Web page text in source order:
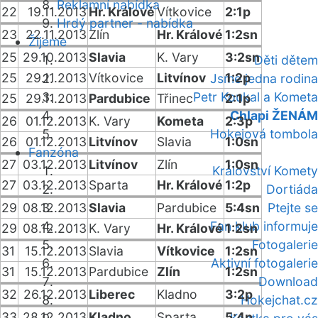
Reklamní nabídka
Hrdý partner - nabídka
Žijeme
Děti dětem
Jsme jedna rodina
Petr Koukal a Kometa
Chlapi ŽENÁM
Hokejová tombola
Fanzóna
Království Komety
Dortiáda
Ptejte se
Fan klub informuje
Fotogalerie
Aktivní fotogalerie
Download
Hokejchat.cz
22
19.11.2013Hr. KrálovéVítkovice
2:1p
23
22.11.2013 Zlín Hr. Králové 1:2sn
25 29.10.2013Slavia K. Vary
3:2sn
25
29.11.2013Vítkovice Litvínov
1:2p
25
29.11.2013 Pardubice Třinec
2:1p
26
01.12.2013 K. Vary Kometa
2:3p
26
01.12.2013 Litvínov Slavia
1:0sn
27 03.12.2013 Litvínov Zlín
1:0sn
27 03.12.2013 Sparta Hr. Králové 1:2p
29 08.12.2013Slavia Pardubice
5:4sn
29 08.12.2013 K. Vary Hr. Králové1:2sn
31
15.12.2013 Slavia Vítkovice
1:2sn
31
15.12.2013 Pardubice Zlín
1:2sn
32 26.12.2013 Liberec Kladno
3:2p